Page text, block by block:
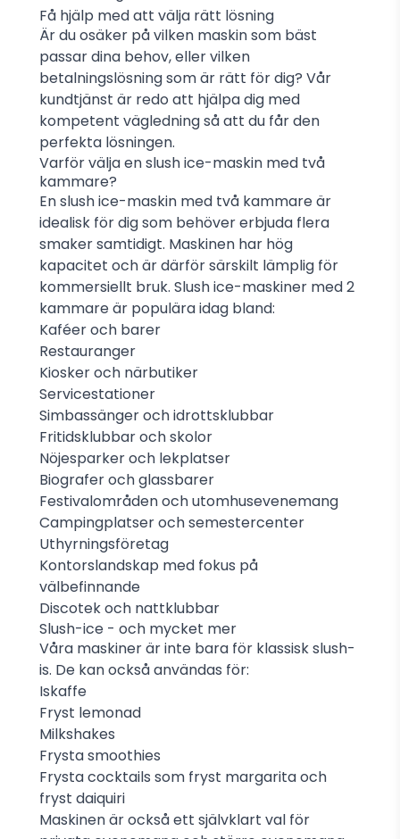
Få hjälp med att välja rätt lösning
Är du osäker på vilken maskin som bäst
passar dina behov, eller vilken
betalningslösning som är rätt för dig? Vår
kundtjänst är redo att hjälpa dig med
kompetent vägledning så att du får den
perfekta lösningen.
Varför välja en slush ice-maskin med två
kammare?
En slush ice-maskin med två kammare är
idealisk för dig som behöver erbjuda flera
smaker samtidigt. Maskinen har hög
kapacitet och är därför särskilt lämplig för
kommersiellt bruk. Slush ice-maskiner med 2
kammare är populära idag bland:
Kaféer och barer
Restauranger
Kiosker och närbutiker
Servicestationer
Simbassänger och idrottsklubbar
Fritidsklubbar och skolor
Nöjesparker och lekplatser
Biografer och glassbarer
Festivalområden och utomhusevenemang
Campingplatser och semestercenter
Uthyrningsföretag
Kontorslandskap med fokus på
välbefinnande
Discotek och nattklubbar
Slush-ice - och mycket mer
Våra maskiner är inte bara för klassisk slush-
is. De kan också användas för:
Iskaffe
Fryst lemonad
Milkshakes
Frysta smoothies
Frysta cocktails som fryst margarita och
fryst daiquiri
Maskinen är också ett självklart val för